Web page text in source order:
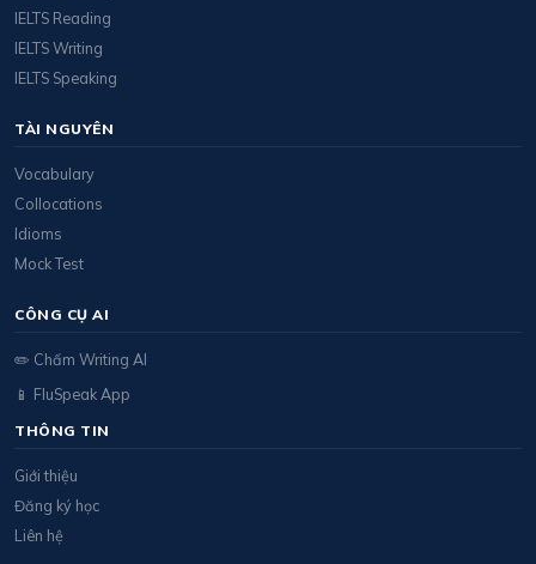
IELTS Reading
IELTS Writing
IELTS Speaking
TÀI NGUYÊN
Vocabulary
Collocations
Idioms
Mock Test
CÔNG CỤ AI
✏️ Chấm Writing AI
📱 FluSpeak App
THÔNG TIN
Giới thiệu
Đăng ký học
Liên hệ